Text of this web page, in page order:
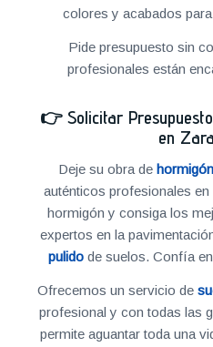
colores y acabados
Pide presupuesto sin
profesionales están
👉 Solicitar
en
Deje su obra de
auténticos profesionales
hormigón y consiga los
expertos en la
pulido de suelos. Confía
Ofrecemos un servicio de
profesional y con todas las
permite aguantar toda una